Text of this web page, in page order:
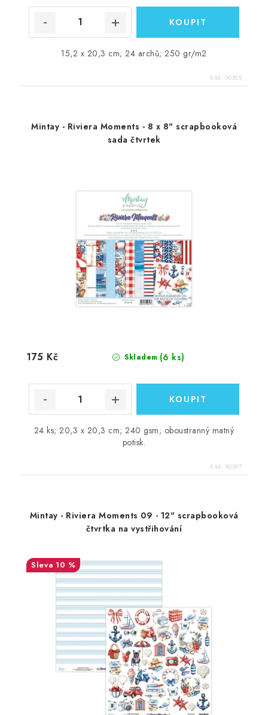
15,2 x 20,3 cm; 24 archů; 250 gr/m2
Kód: 90505
Mintay - Riviera Moments - 8 x 8" scrapbooková
sada čtvrtek
Skladem (6 ks)
175 Kč
24 ks; 20,3 x 20,3 cm; 240 gsm; oboustranný matný
potisk.
Kód: 90507
Mintay - Riviera Moments 09 - 12" scrapbooková
čtvrtka na vystřihování
10 %